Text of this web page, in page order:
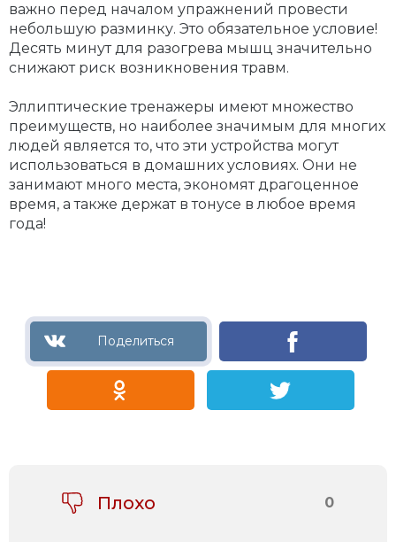
важно перед началом упражнений провести
небольшую разминку. Это обязательное условие!
Десять минут для разогрева мышц значительно
снижают риск возникновения травм.
Эллиптические тренажеры имеют множество
преимуществ, но наиболее значимым для многих
людей является то, что эти устройства могут
использоваться в домашних условиях. Они не
занимают много места, экономят драгоценное
время, а также держат в тонусе в любое время
года!
Плохо 0